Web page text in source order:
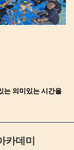
는 의미있는시간을
카데미